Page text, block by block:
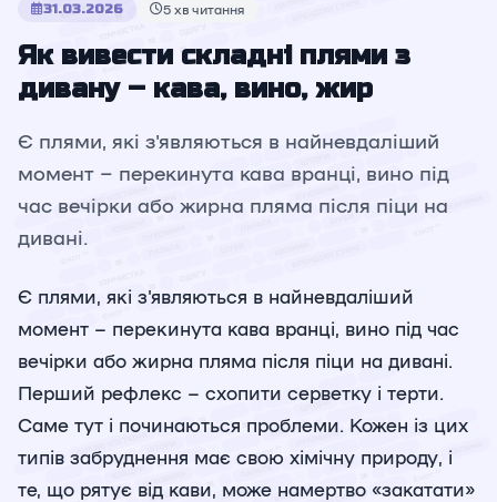
31.03.2026 5 хв читання
Як вивести складні плями з
дивану – кава, вино, жир
Є плями, які з'являються в найневдаліший
момент – перекинута кава вранці, вино під
час вечірки або жирна пляма після піци на
дивані.
Є плями, які з'являються в найневдаліший
момент – перекинута кава вранці, вино під час
вечірки або жирна пляма після піци на дивані.
Перший рефлекс – схопити серветку і терти.
Саме тут і починаються проблеми. Кожен із цих
типів забруднення має свою хімічну природу, і
те, що рятує від кави, може намертво «закатати»